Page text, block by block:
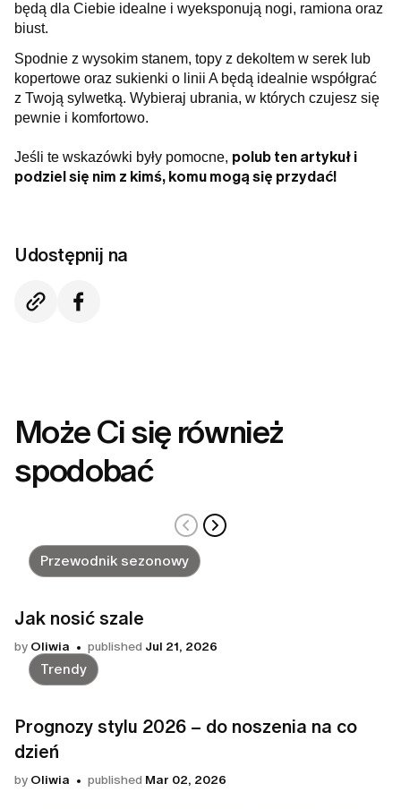
będą dla Ciebie idealne i wyeksponują nogi, ramiona oraz
biust.
Spodnie z wysokim stanem, topy z dekoltem w serek lub
kopertowe oraz sukienki o linii A będą idealnie współgrać
z Twoją sylwetką. Wybieraj ubrania, w których czujesz się
pewnie i komfortowo.
Jeśli te wskazówki były pomocne, polub ten artykuł i
podziel się nim z kimś, komu mogą się przydać!
Udostępnij na
Może Ci się również
spodobać
Przewodnik sezonowy
Jak nosić szale
by Oliwia published Jul 21, 2026
Trendy
Prognozy stylu 2026 – do noszenia na co
dzień
by Oliwia published Mar 02, 2026